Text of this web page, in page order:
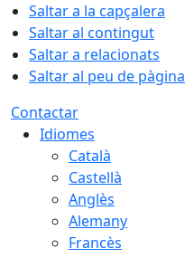
Saltar a la capçalera
Saltar al contingut
Saltar a relacionats
Saltar al peu de pàgina
Contactar
Idiomes
Català
Castellà
Anglès
Alemany
Francès